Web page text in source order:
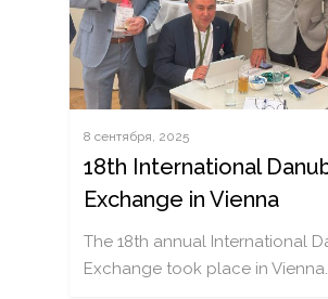
8 сентября, 2025
18th International
Exchange in Vienna
The 18th annual International
Exchange took place in